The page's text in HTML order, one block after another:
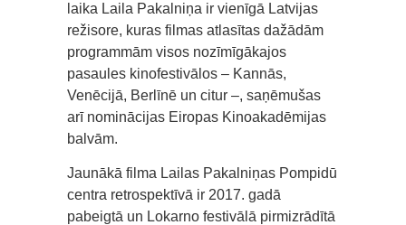
laika Laila Pakalniņa ir vienīgā Latvijas
režisore, kuras filmas atlasītas dažādām
programmām visos nozīmīgākajos
pasaules kinofestivālos – Kannās,
Venēcijā, Berlīnē un citur –, saņēmušas
arī nominācijas Eiropas Kinoakadēmijas
balvām.
Jaunākā filma Lailas Pakalniņas Pompidū
centra retrospektīvā ir 2017. gadā
pabeigtā un Lokarno festivālā pirmizrādītā